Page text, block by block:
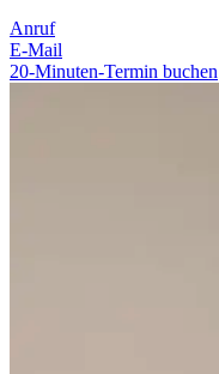
Anruf
E-Mail
20-Minuten-Termin buchen